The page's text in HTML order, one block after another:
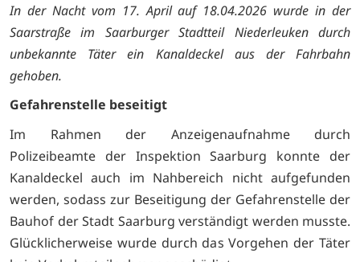
In der Nacht vom 17. April auf 18.04.2026 wurde in der
Saarstraße im Saarburger Stadtteil Niederleuken durch
unbekannte Täter ein Kanaldeckel aus der Fahrbahn
gehoben.
Gefahrenstelle beseitigt
Im Rahmen der Anzeigenaufnahme durch
Polizeibeamte der Inspektion Saarburg konnte der
Kanaldeckel auch im Nahbereich nicht aufgefunden
werden, sodass zur Beseitigung der Gefahrenstelle der
Bauhof der Stadt Saarburg verständigt werden musste.
Glücklicherweise wurde durch das Vorgehen der Täter